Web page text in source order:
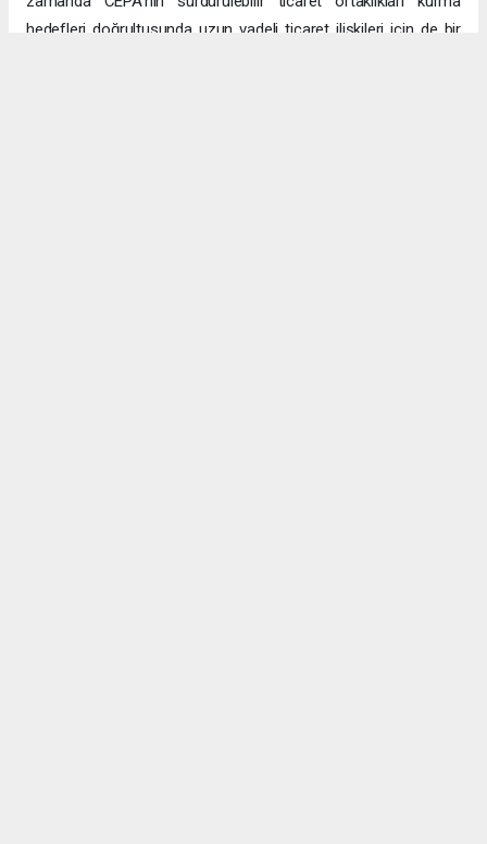
hedefleri doğrultusunda uzun vadeli ticaret ilişkileri için de bir